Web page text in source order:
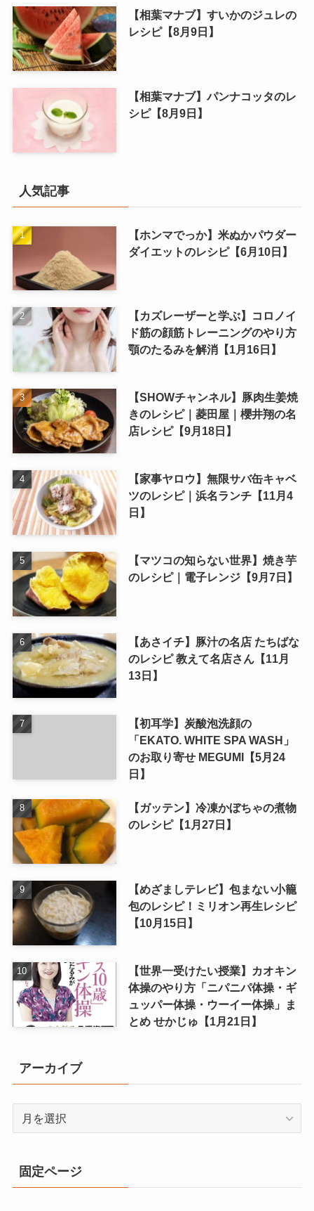
【相葉マナブ】すいかのジュレの
レシピ【8月9日】
【相葉マナブ】パンナコッタのレ
シピ【8月9日】
人気記事
【ホンマでっか】米ぬかパウダー
ダイエットのレシピ【6月10日】
【カズレーザーと学ぶ】コロノイ
ド筋の顔筋トレーニングのやり方
顎のたるみを解消【1月16日】
【SHOWチャンネル】豚肉生姜焼
きのレシピ｜菱田屋｜櫻井翔の名
店レシピ【9月18日】
【家事ヤロウ】無限サバ缶キャベ
ツのレシピ｜浜名ランチ【11月4
日】
【マツコの知らない世界】焼き芋
のレシピ｜電子レンジ【9月7日】
【あさイチ】豚汁の名店 たちばな
のレシピ 教えて名店さん【11月
13日】
【初耳学】炭酸泡洗顔の
「EKATO. WHITE SPA WASH」
のお取り寄せ MEGUMI【5月24
日】
【ガッテン】冷凍かぼちゃの煮物
のレシピ【1月27日】
【めざましテレビ】包まない小籠
包のレシピ！ミリオン再生レシピ
【10月15日】
【世界一受けたい授業】カオキン
体操のやり方「ニパニパ体操・ギ
ュッパー体操・ウーイー体操」ま
とめ せかじゅ【1月21日】
アーカイブ
イ
ブ
固定ページ